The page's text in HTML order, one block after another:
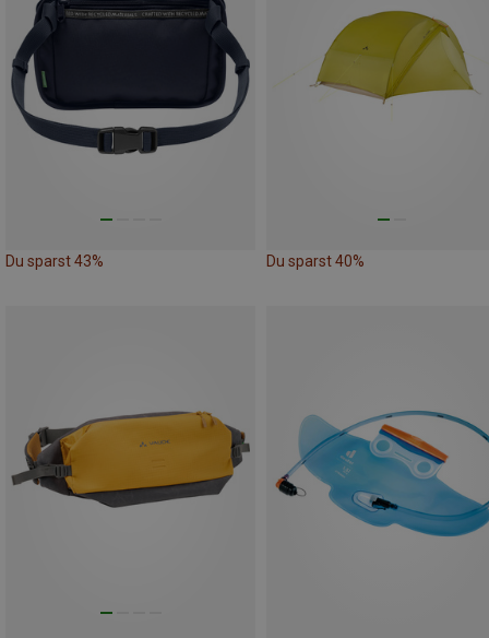
Du sparst 43% Du sparst 40%